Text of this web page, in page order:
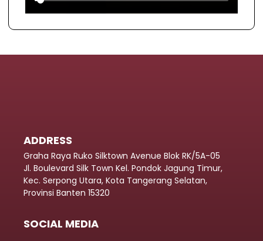
ADDRESS
Graha Raya Ruko Silktown Avenue Blok RK/5A-05
Jl. Boulevard Silk Town Kel. Pondok Jagung Timur,
Kec. Serpong Utara, Kota Tangerang Selatan,
Provinsi Banten 15320
SOCIAL MEDIA